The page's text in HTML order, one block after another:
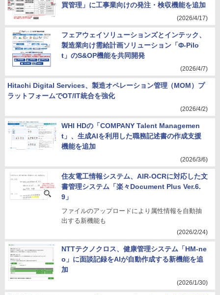
買管理」に工事業向けの発注・検収機能を追加
(2026/4/17)
フェアウェイソリューションズとインテック、
製造業向け需給計画ソリューション「Φ-Pilo
t」のS&OP機能を共同開発
(2026/4/7)
Hitachi Digital Services、製造オペレーション管理（MOM）プ
ラットフォームでOT/IT統合を強化
(2026/4/2)
WHI HDの「COMPANY Talent Managemen
t」、生成AIを利用した職務記述書の作成支援
機能を追加
(2026/3/6)
住友電工情報システム、AIR-OCRに対応した文
書管理システム「楽々Document Plus Ver.6.
9」
ファイルのアップロードにより属性情報を自動抽
出する新機能も
(2026/2/24)
NTTテクノクロス、健康管理システム「HM-ne
o」に面談記録をAIが自動作成する新機能を追
加
(2026/1/30)